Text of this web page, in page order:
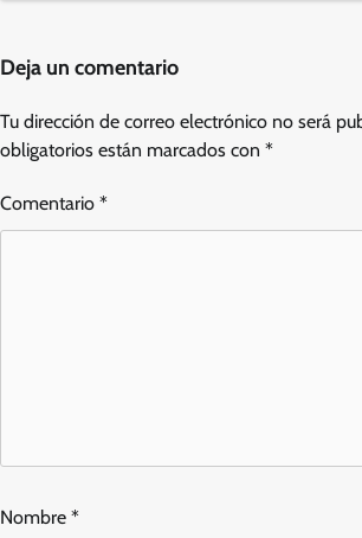
Deja un comentario
Tu dirección de correo electrónico no será
obligatorios están marcados con *
Comentario *
Nombre *